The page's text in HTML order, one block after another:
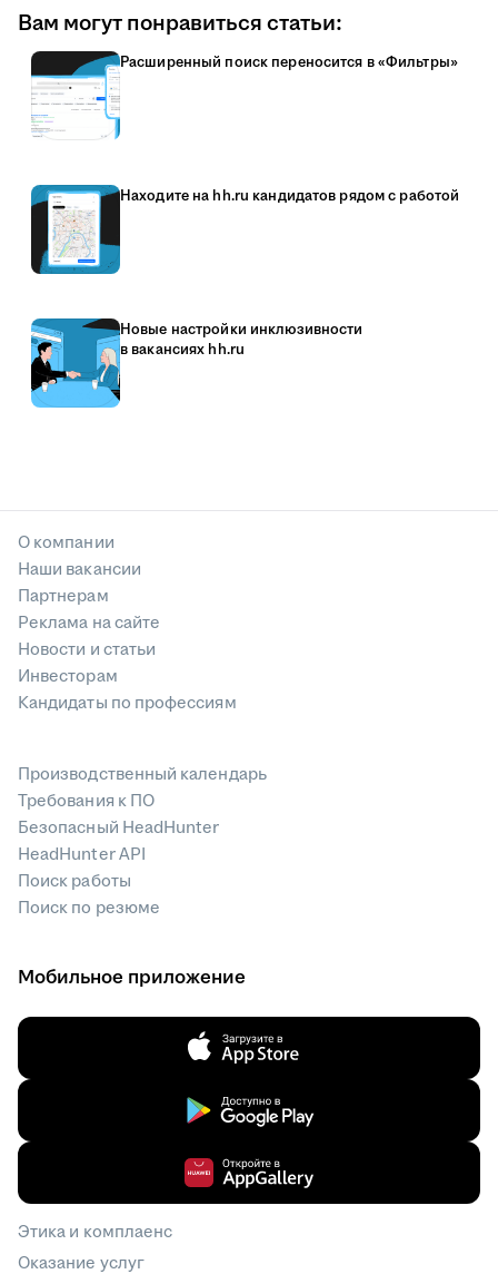
Вам могут понравиться статьи:
Расширенный поиск переносится в «Фильтры»
Находите на hh.ru кандидатов рядом с работой
Новые настройки инклюзивности
в вакансиях hh.ru
О компании
Наши вакансии
Партнерам
Реклама на сайте
Новости и статьи
Инвесторам
Кандидаты по профессиям
Производственный календарь
Требования к ПО
Безопасный HeadHunter
HeadHunter API
Поиск работы
Поиск по резюме
Мобильное приложение
Этика и комплаенс
Оказание услуг